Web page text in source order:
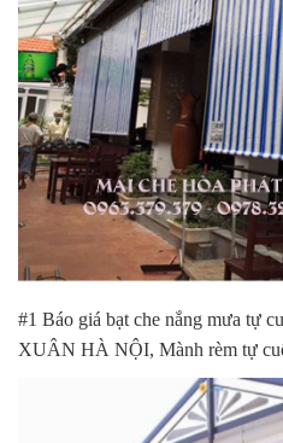
#1 Báo giá bạt che nắng mưa tự
XUÂN HÀ NỘI, Mành rèm tự